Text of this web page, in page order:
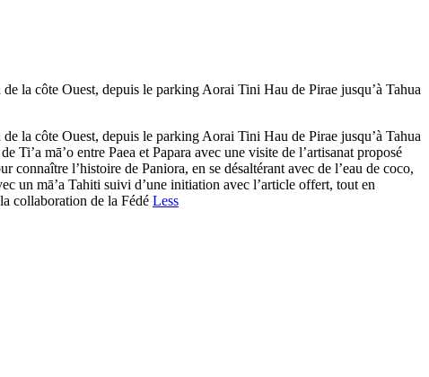
côte Ouest, depuis le parking Aorai Tini Hau de Pirae jusqu’à Tahua
côte Ouest, depuis le parking Aorai Tini Hau de Pirae jusqu’à Tahua
mā’o entre Paea et Papara avec une visite de l’artisanat proposé
connaître l’histoire de Paniora, en se désaltérant avec de l’eau de coco,
un mā’a Tahiti suivi d’une initiation avec l’article offert, tout en
collaboration de la Fédé Less